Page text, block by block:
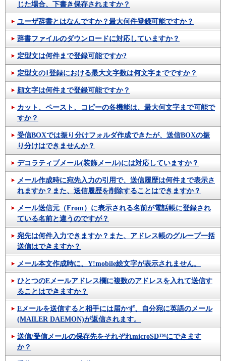
じた場合、下書き保存されますか？
ユーザ辞書とはなんですか？最大何件登録可能ですか？
辞書ファイルのダウンロードに対応していますか？
定型文は何件まで登録可能ですか?
定型文の1登録における最大文字数は何文字までですか？
顔文字は何件まで登録可能ですか？
カット、ペースト、コピーの各機能は、最大何文字まで可能で
すか？
受信BOXでは振り分けフォルダ作成できたが、送信BOXの振
り分けはできませんか？
デコラティブメール(装飾メール)には対応していますか？
メール作成時に宛先入力の引用で、送信履歴は何件まで表示さ
れますか？また、送信履歴を削除することはできますか？
メール送信元（From）に表示される名前が電話帳に登録され
ている名前と違うのですが？
宛先は何件入力できますか？また、アドレス帳のグループ一括
送信はできますか？
メール本文作成時に、Y!mobile絵文字が表示されません。
ひとつのEメールアドレス欄に複数のアドレスを入れて送信す
ることはできますか？
Eメールを送信すると相手には届かず、自分宛に英語のメール
(MAILER DAEMON)が返信されます。
送信/受信メールの保存先をそれぞれmicroSD™にできます
か？